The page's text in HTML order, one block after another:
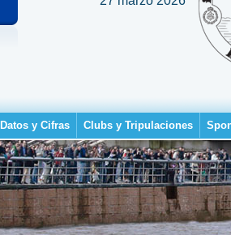
Datos y Cifras Clubs y Tripulaciones